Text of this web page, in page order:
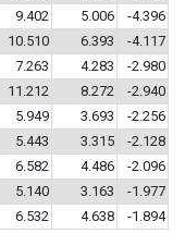
9.402 5.006
-4.396
10.510 6.393
-4.117
7.263 4.283
-2.980
11.212 8.272
-2.940
5.949 3.693
-2.256
5.443 3.315
-2.128
6.582 4.486
-2.096
5.140 3.163
-1.977
6.532 4.638 -1.894